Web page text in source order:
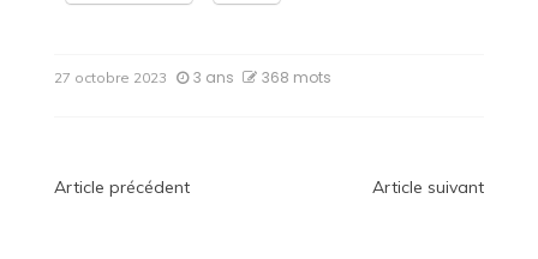
27 octobre 2023 3 ans 368 mots
Navigation
Article précédent Article suivant